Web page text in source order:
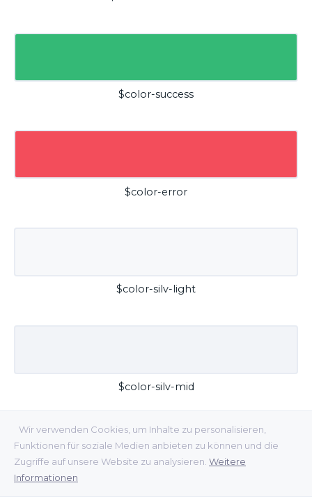
Wir verwenden Cookies, um Inhalte zu personalisieren,
Funktionen für soziale Medien anbieten zu können und die
Zugriffe auf unsere Website zu analysieren. Weitere
Informationen
$color-success
$color-error
$color-silv-light
$color-silv-mid